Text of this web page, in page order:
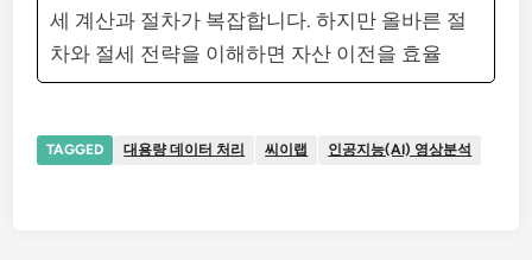
세 계산과 절차가 복잡합니다. 하지만 올바른 절
차와 절세 전략을 이해하면 자산 이전을 효율
TAGGED 대용량 데이터 처리 씨이랩 인공지능(AI) 영상분석